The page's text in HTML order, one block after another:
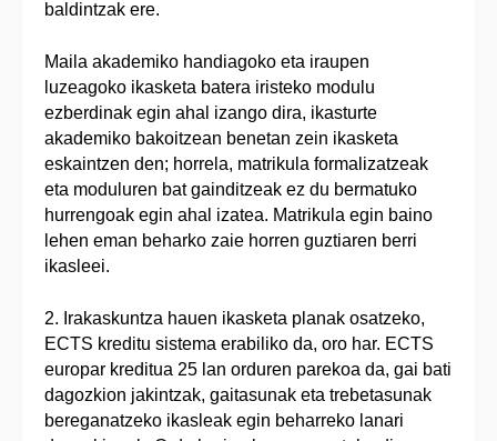
baldintzak ere.
Maila akademiko handiagoko eta iraupen
luzeagoko ikasketa batera iristeko modulu
ezberdinak egin ahal izango dira, ikasturte
akademiko bakoitzean benetan zein ikasketa
eskaintzen den; horrela, matrikula formalizatzeak
eta moduluren bat gainditzeak ez du bermatuko
hurrengoak egin ahal izatea. Matrikula egin baino
lehen eman beharko zaie horren guztiaren berri
ikasleei.
2. Irakaskuntza hauen ikasketa planak osatzeko,
ECTS kreditu sistema erabiliko da, oro har. ECTS
europar kreditua 25 lan orduren parekoa da, gai bati
dagozkion jakintzak, gaitasunak eta trebetasunak
bereganatzeko ikasleak egin beharreko lanari